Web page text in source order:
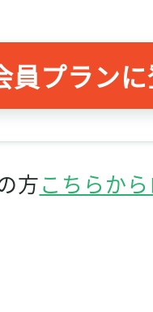
員プラン
方こちらか